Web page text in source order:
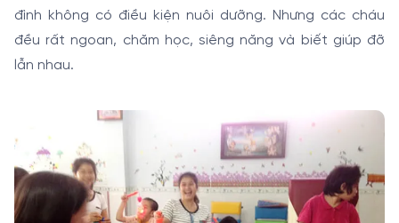
đình không có điều kiện nuôi dưỡng. Nhưng các cháu
đều rất ngoan, chăm học, siêng năng và biết giúp đỡ
lẫn nhau.